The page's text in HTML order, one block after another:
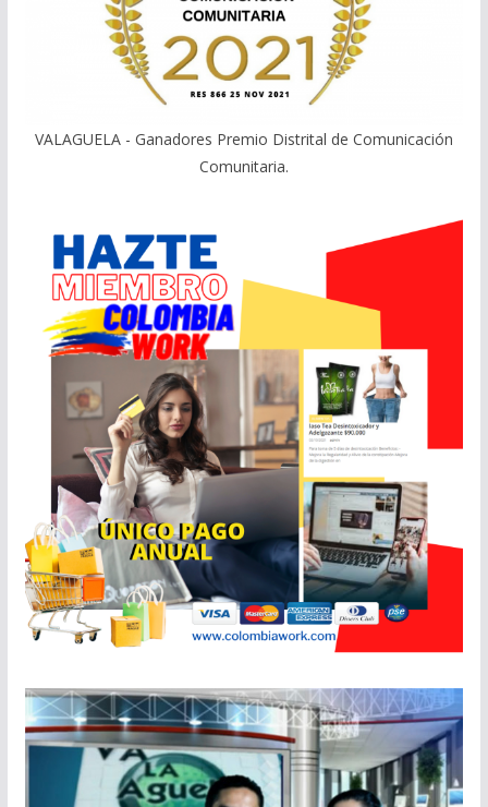
VALAGUELA - Ganadores Premio Distrital de Comunicación
Comunitaria.